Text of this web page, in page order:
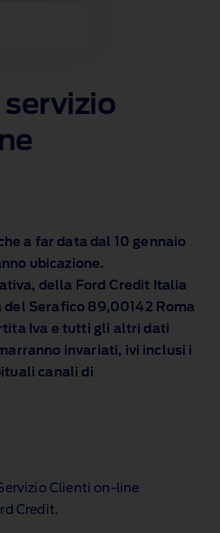
servizio
a far data dal 10 gennaio
ubicazione.
della Ford Credit Italia
Serafico 89,00142 Roma
Iva e tutti gli altri dati
invariati, ivi inclusi i
canali di
Clienti on‑line
Credit.